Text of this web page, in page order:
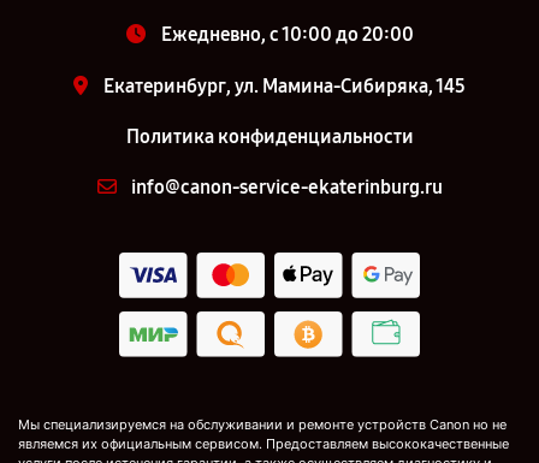
Ежедневно, с 10:00 до 20:00
Екатеринбург, ул. Мамина-Сибиряка, 145
Политика конфиденциальности
info@canon-service-ekaterinburg.ru
Мы специализируемся на обслуживании и ремонте устройств Canon но не
являемся их официальным сервисом. Предоставляем высококачественные